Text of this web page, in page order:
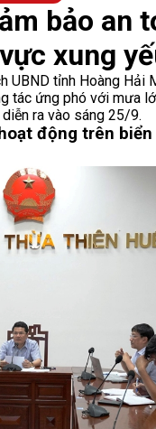
bảo an
xung
UBND tỉnh Hoàng Hải
tác ứng phó với mưa
ra vào sáng 25/9.
động trên biển